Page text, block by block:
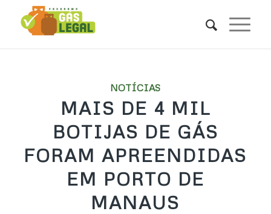
NOTÍCIAS
MAIS DE 4 MIL
BOTIJAS DE GÁS
FORAM APREENDIDAS
EM PORTO DE
MANAUS